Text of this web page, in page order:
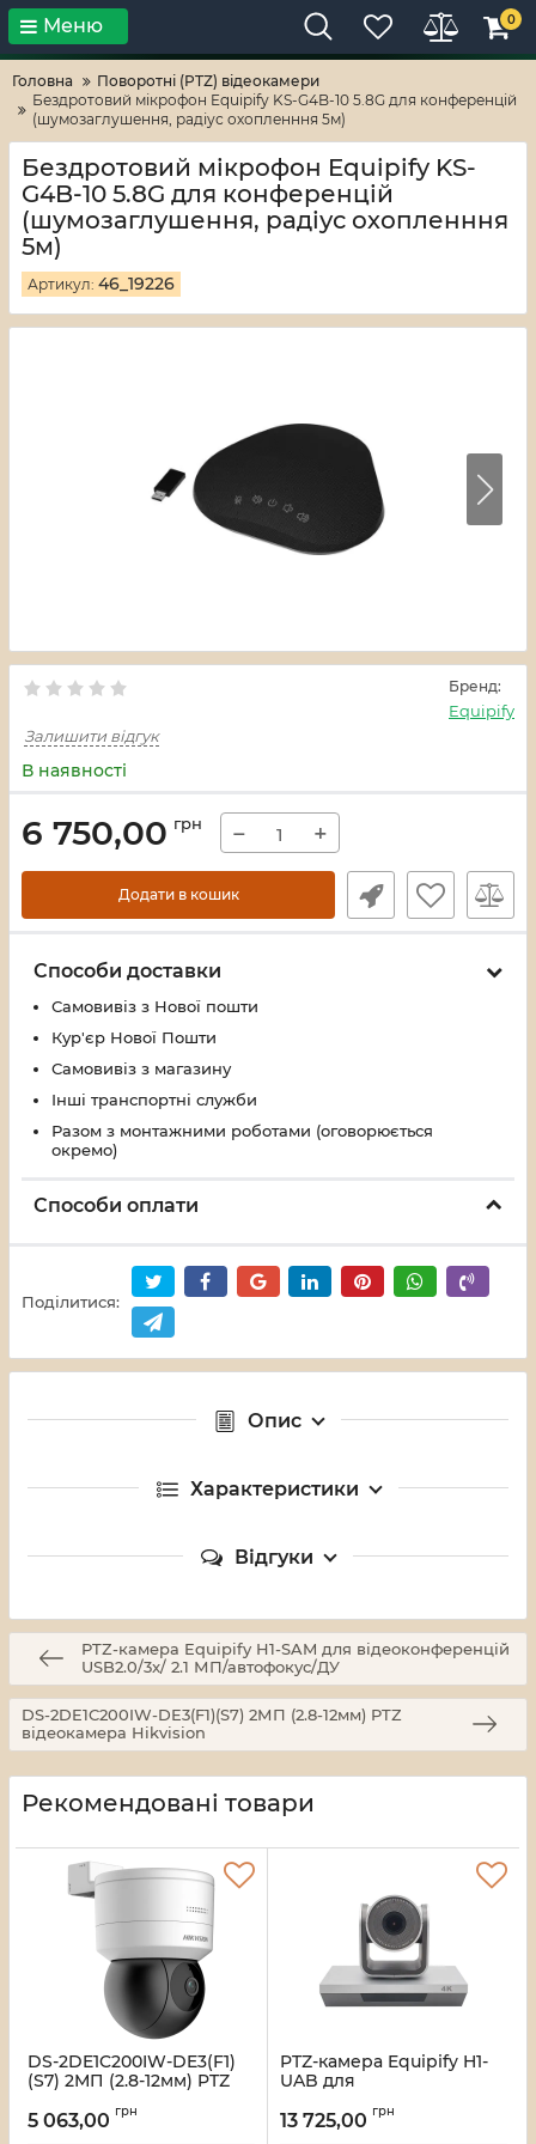
Тільки високі технології! RV-ZAFT
Меню 0
Головна
Поворотні (PTZ) відеокамери
Бездротовий мікрофон Equipify KS-G4B-10 5.8G для конференцій
(шумозаглушення, радіус охопленння 5м)
Бездротовий мікрофон Equipify KS-
G4B-10 5.8G для конференцій
(шумозаглушення, радіус охопленння
5м)
Артикул: 46_19226
Бренд:
Equipify
Залишити відгук
В наявності
6 750,00 грн − +
Додати в кошик
Способи доставки
Самовивіз з Нової пошти
Кур'єр Нової Пошти
Самовивіз з магазину
Інші транспортні служби
Разом з монтажними роботами (оговорюється
окремо)
Способи оплати
Поділитися:
Опис
Характеристики
Відгуки
PTZ-камера Equipify H1-SAM для відеоконференцій
USB2.0/3x/ 2.1 МП/автофокус/ДУ
DS-2DE1C200IW-DE3(F1)(S7) 2МП (2.8-12мм) PTZ
відеокамера Hikvision
Рекомендовані товари
DS-2DE1C200IW-DE3(F1)
(S7) 2МП (2.8-12мм) PTZ
Артикул:16_118694
5 063,00 грн
PTZ-камера Equipify H1-
UAB для
UHD (3840x2160)
13 725,00 грн